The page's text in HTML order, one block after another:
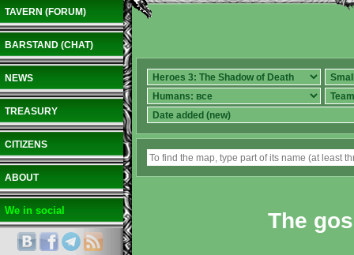
TAVERN (FORUM)
BARSTAND (CHAT)
NEWS
TREASURY
CITIZENS
ABOUT
We in social The